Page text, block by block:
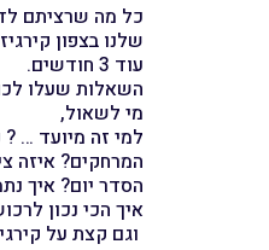
כל מה שרציתם
שלנו בצפון
עוד 3 חודשים.
השאלות שעלו
מי לשאול,
למי זה מיועד …
המרחקים? איזה
הסדר יום? איך
איך הכי נכון
וגם קצת על